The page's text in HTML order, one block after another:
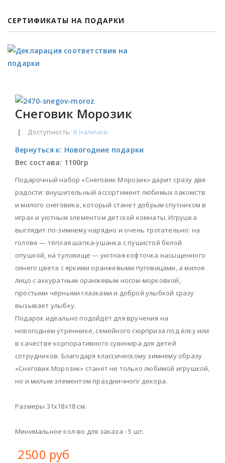
СЕРТИФИКАТЫ НА ПОДАРКИ
Снеговик Морозик
| Доступность: В наличии
Вернуться к: Новогодние подарки
Вес состава: 1100гр
Подарочный набор «Снеговик Морозик» дарит сразу две
радости: внушительный ассортимент любимых лакомств
и милого снеговика, который станет добрым спутником в
играх и уютным элементом детской комнаты. Игрушка
выглядит по‑зимнему нарядно и очень трогательно: на
голове — тёплая шапка‑ушанка с пушистой белой
опушкой, на туловище — уютная кофточка насыщенного
синего цвета с яркими оранжевыми пуговицами, а милое
лицо с аккуратным оранжевым носом‑морковкой,
простыми чёрными глазками и доброй улыбкой сразу
вызывает улыбку.
Подарок идеально подойдёт для вручения на
новогоднем утреннике, семейного сюрприза под ёлку или
в качестве корпоративного сувенира для детей
сотрудников. Благодаря классическому зимнему образу
«Снеговик Морозик» станет не только любимой игрушкой,
но и милым элементом праздничного декора.
Размеры 31х18х18 см.
Минимальное кол-во для заказа - 5 шт.
2500 руб